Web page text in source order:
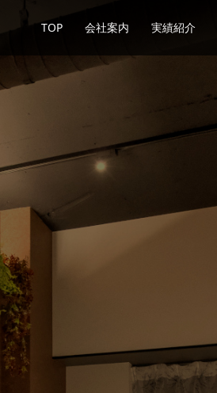
TOP 会社案内 実績紹介